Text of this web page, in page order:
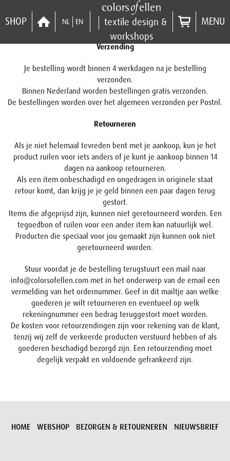
SHOP NL EN
textile design &
workshops
MENU
Verzending
Je bestelling wordt binnen 4 werkdagen na je bestelling
verzonden.
Binnen Nederland worden bestellingen gratis verzonden.
De bestellingen worden over het algemeen verzonden per Postnl.
Retourneren
Als je niet helemaal tevreden bent met je aankoop, kun je het
product ruilen voor iets anders of je kunt je aankoop binnen 14
dagen na aankoop retourneren.
Als een item onbeschadigd en ongedragen in originele staat
retour komt, dan krijg je je geld binnen een paar dagen terug
gestort.
Items die afgeprijsd zijn, kunnen niet geretourneerd worden. Een
tegoedbon of ruilen voor een ander item kan natuurlijk wel.
Producten die speciaal voor jou gemaakt zijn kunnen ook niet
geretourneerd worden.
Stuur voordat je de bestelling terugstuurt een mail naar
info@colorsofellen.com met in het onderwerp van de email een
vermelding van het ordernummer. Geef in dit mailtje aan welke
goederen je wilt retourneren en eventueel op welk
rekeningnummer een bedrag teruggestort moet worden.
De kosten voor retourzendingen zijn voor rekening van de klant,
tenzij wij zelf de verkeerde producten verstuurd hebben of als
goederen beschadigd bezorgd zijn. Een retourzending moet
degelijk verpakt en voldoende gefrankeerd zijn.
HOME WEBSHOP BEZORGEN & RETOURNEREN NIEUWSBRIEF